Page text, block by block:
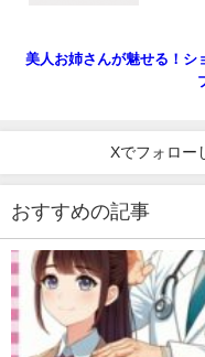
美人お姉さんが魅せる！シ
Xでフォロー
おすすめの記事